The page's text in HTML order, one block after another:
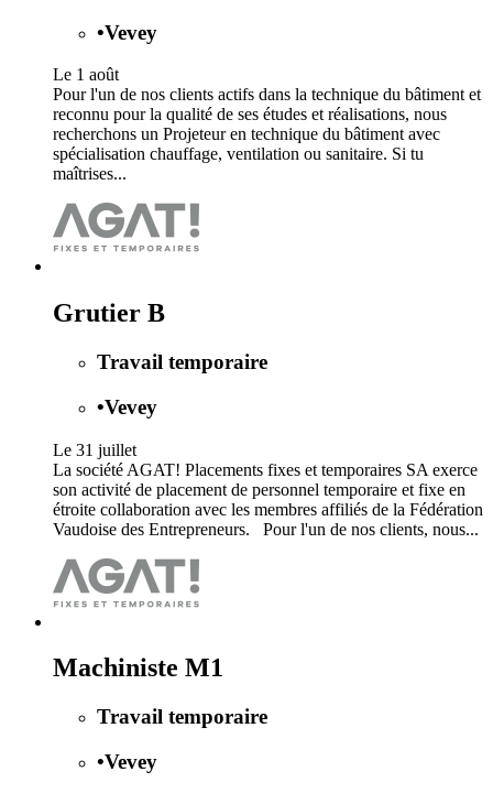
•Vevey
Le 1 août
Pour l'un de nos clients actifs dans la technique du bâtiment et
reconnu pour la qualité de ses études et réalisations, nous
recherchons un Projeteur en technique du bâtiment avec
spécialisation chauffage, ventilation ou sanitaire. Si tu
maîtrises...
Grutier B
Travail temporaire
•Vevey
Le 31 juillet
La société AGAT! Placements fixes et temporaires SA exerce
son activité de placement de personnel temporaire et fixe en
étroite collaboration avec les membres affiliés de la Fédération
Vaudoise des Entrepreneurs. Pour l'un de nos clients, nous...
Machiniste M1
Travail temporaire
•Vevey